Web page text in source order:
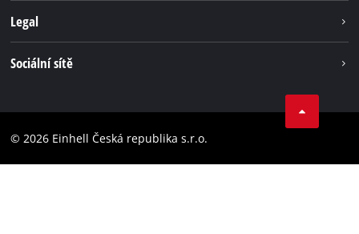
Systém akumulátorů
Legal
Prohlášení o přístupnosti
Sociální sítě
Instagram
© 2026 Einhell Česká republika s.r.o.